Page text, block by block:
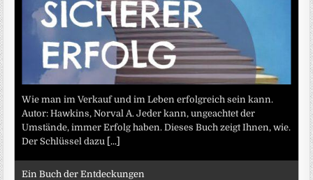
Wie man im Verkauf und im Leben erfolgreich sein kann.
Autor: Hawkins, Norval A. Jeder kann, ungeachtet der
Umstände, immer Erfolg haben. Dieses Buch zeigt Ihnen, wie.
Der Schlüssel dazu [...]
Ein Buch der Entdeckungen